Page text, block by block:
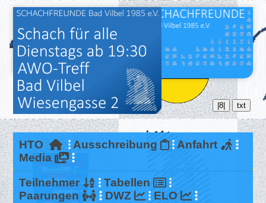
|8| txt
HTO Ausschreibung
Anfahrt
Media
Teilnehmer
Tabellen
Paarungen
DWZ ELO